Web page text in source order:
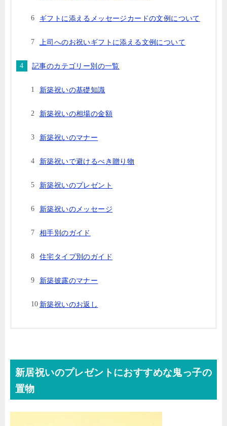
ギフトに添えるメッセージカードの文例について
上司へのお祝いギフトに添える文例について
記事のカテゴリー別の一覧
新築祝いの基礎知識
新築祝いの相場の金額
新築祝いのマナー
新築祝いで避けるべき贈り物
新築祝いのプレゼント
新築祝いのメッセージ
相手別のガイド
住宅タイプ別のガイド
新築披露のマナー
新築祝いのお返し
新居祝いのプレゼントにおすすめな鬼っ子の
置物